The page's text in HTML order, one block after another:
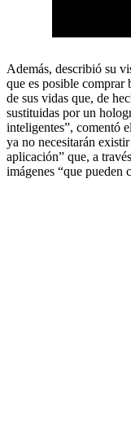
Además, describió su
que es posible comprar
de sus vidas que, de
sustituidas por un
inteligentes”, comentó
ya no necesitarán
aplicación” que, a
imágenes “que pueden